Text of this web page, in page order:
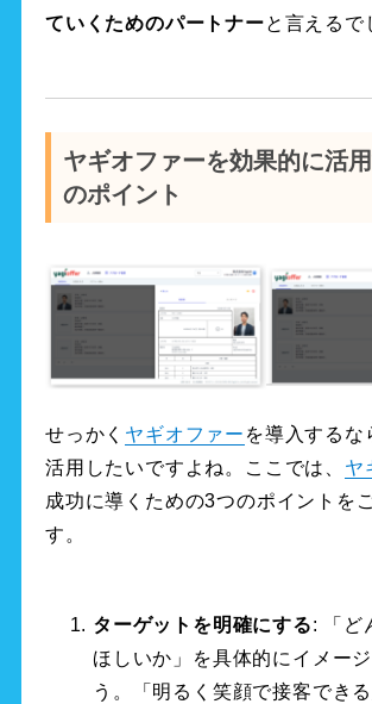
ていくためのパートナーと言えるで
ヤギオファーを効果的に活
のポイント
せっかく ヤギオファー を導入するな
活用したいですよね。ここでは、 ヤ
成功に導くための3つのポイントを
す。
ターゲットを明確にする: 「ど
ほしいか」を具体的にイメー
う。「明るく笑顔で接客でき